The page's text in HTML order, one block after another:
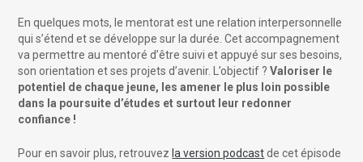
En quelques mots, le mentorat est une relation interpersonnelle
qui s’étend et se développe sur la durée. Cet accompagnement
va permettre au mentoré d’être suivi et appuyé sur ses besoins,
son orientation et ses projets d’avenir. L’objectif ? Valoriser le
potentiel de chaque jeune, les amener le plus loin possible
dans la poursuite d’études et surtout leur redonner
confiance !
Pour en savoir plus, retrouvez la version podcastde cet épisode